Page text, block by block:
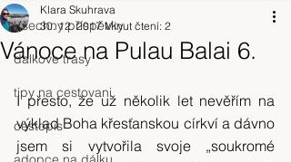
Všechny příspěvky
dalkove trasy
tipy na cestovani
cestopis
Vánoce na Pulau Balai 6.
Klara Skuhrava
30. 12. 2017 Minut čtení: 2
I přesto, že už několik let nevěřím na
výklad Boha křesťanskou církví a dávno
jsem si vytvořila svoje „soukromé